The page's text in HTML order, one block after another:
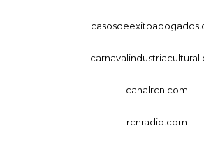
canalrcn.com
rcnradio.com